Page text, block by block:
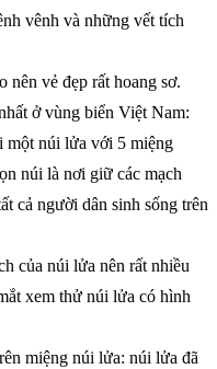
vênh và những vết tích
vẻ đẹp rất hoang sơ.
ở vùng biển Việt Nam:
một núi lửa với 5 miệng
núi là nơi giữ các mạch
cả người dân sinh sống trên
của núi lửa nên rất nhiều
xem thử núi lửa có hình
miệng núi lửa: núi lửa đã